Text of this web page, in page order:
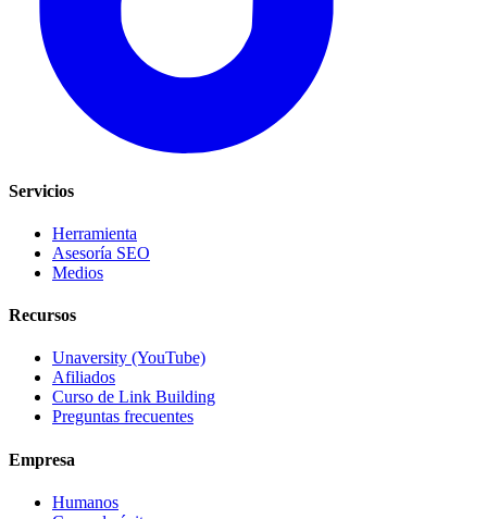
Servicios
Herramienta
Asesoría SEO
Medios
Recursos
Unaversity (YouTube)
Afiliados
Curso de Link Building
Preguntas frecuentes
Empresa
Humanos